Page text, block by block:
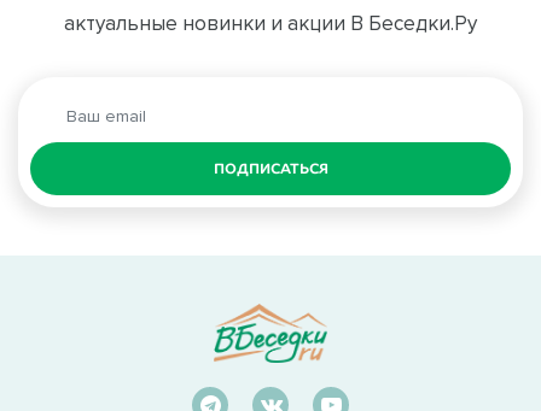
актуальные новинки и акции В Беседки.Ру
ПОДПИСАТЬСЯ